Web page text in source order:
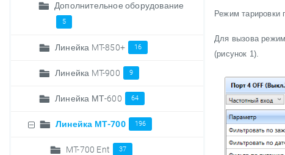
Дополнительное оборудование
5
Линейка MT-850+ 16
Линейка MT-900 9
Линейка МТ-600 64
Линейка МТ-700 196
MT-700 Ent 37
Режим тарировки
Для вызова
(рисунок 1).